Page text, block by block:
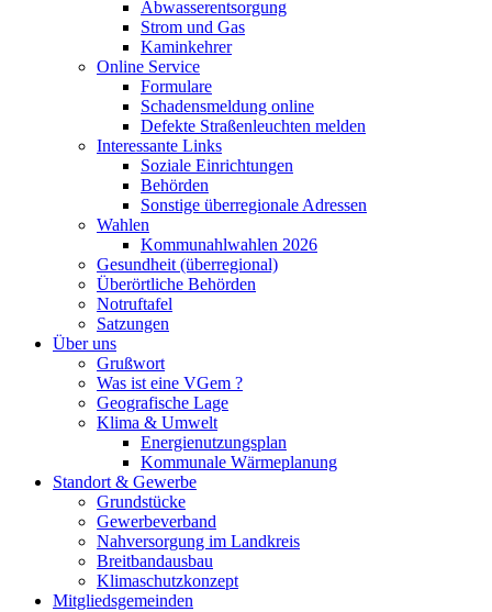
Abwasserentsorgung
Strom und Gas
Kaminkehrer
Online Service
Formulare
Schadensmeldung online
Defekte Straßenleuchten melden
Interessante Links
Soziale Einrichtungen
Behörden
Sonstige überregionale Adressen
Wahlen
Kommunahlwahlen 2026
Gesundheit (überregional)
Überörtliche Behörden
Notruftafel
Satzungen
Über uns
Grußwort
Was ist eine VGem ?
Geografische Lage
Klima & Umwelt
Energienutzungsplan
Kommunale Wärmeplanung
Standort & Gewerbe
Grundstücke
Gewerbeverband
Nahversorgung im Landkreis
Breitbandausbau
Klimaschutzkonzept
Mitgliedsgemeinden